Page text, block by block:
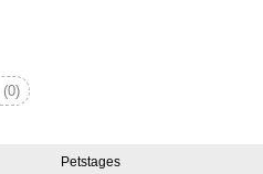
(0)
Petstages